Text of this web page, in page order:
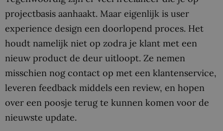
projectbasis aanhaakt. Maar eigenlijk is user
experience design een doorlopend proces. Het
houdt namelijk niet op zodra je klant met een
nieuw product de deur uitloopt. Ze nemen
misschien nog contact op met een klantenservice,
leveren feedback middels een review, en hopen
over een poosje terug te kunnen komen voor de
nieuwste update.